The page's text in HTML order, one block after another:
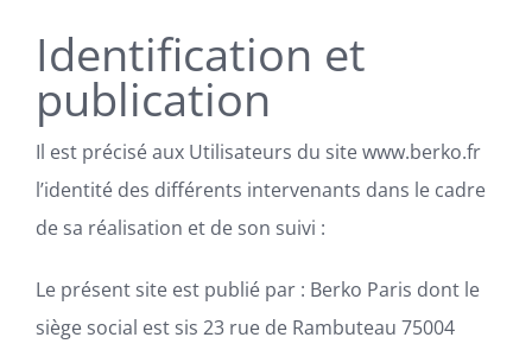
Identification et
publication
Il est précisé aux Utilisateurs du site www.berko.fr
l’identité des différents intervenants dans le cadre
de sa réalisation et de son suivi :
Le présent site est publié par : Berko Paris dont le
siège social est sis 23 rue de Rambuteau 75004